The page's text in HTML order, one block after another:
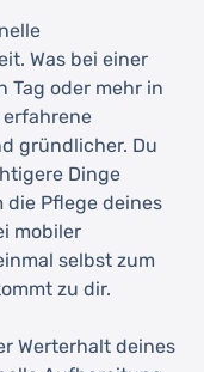
Was bei einer
Tag oder mehr in
gründlicher. Du
Dinge
Pflege deines
mobiler
selbst zum
zu dir.
Werterhalt deines